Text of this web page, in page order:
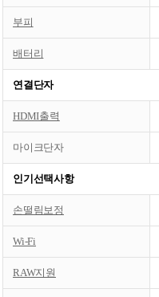
부피
배터리
연결단자
HDMI출력
마이크단자
인기선택사항
손떨림보정
Wi-Fi
RAW지원